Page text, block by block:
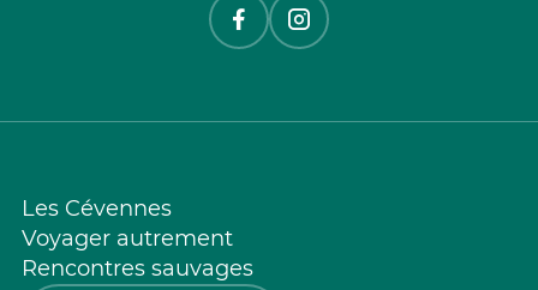
Les Cévennes
Voyager autrement
Rencontres sauvages